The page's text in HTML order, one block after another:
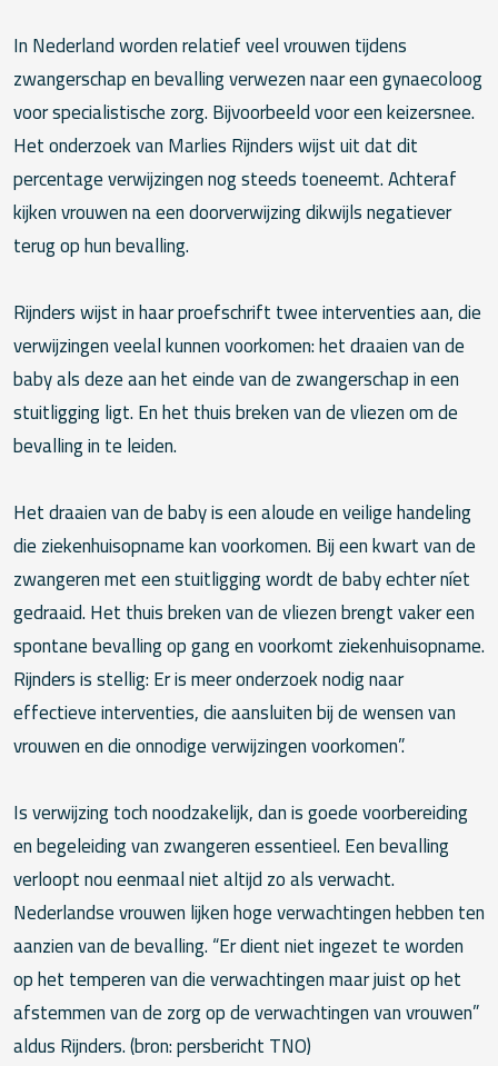
In Nederland worden relatief veel vrouwen tijdens
zwangerschap en bevalling verwezen naar een gynaecoloog
voor specialistische zorg. Bijvoorbeeld voor een keizersnee.
Het onderzoek van Marlies Rijnders wijst uit dat dit
percentage verwijzingen nog steeds toeneemt. Achteraf
kijken vrouwen na een doorverwijzing dikwijls negatiever
terug op hun bevalling.
Rijnders wijst in haar proefschrift twee interventies aan, die
verwijzingen veelal kunnen voorkomen: het draaien van de
baby als deze aan het einde van de zwangerschap in een
stuitligging ligt. En het thuis breken van de vliezen om de
bevalling in te leiden.
Het draaien van de baby is een aloude en veilige handeling
die ziekenhuisopname kan voorkomen. Bij een kwart van de
zwangeren met een stuitligging wordt de baby echter níet
gedraaid. Het thuis breken van de vliezen brengt vaker een
spontane bevalling op gang en voorkomt ziekenhuisopname.
Rijnders is stellig: Er is meer onderzoek nodig naar
effectieve interventies, die aansluiten bij de wensen van
vrouwen en die onnodige verwijzingen voorkomen”.
Is verwijzing toch noodzakelijk, dan is goede voorbereiding
en begeleiding van zwangeren essentieel. Een bevalling
verloopt nou eenmaal niet altijd zo als verwacht.
Nederlandse vrouwen lijken hoge verwachtingen hebben ten
aanzien van de bevalling. “Er dient niet ingezet te worden
op het temperen van die verwachtingen maar juist op het
afstemmen van de zorg op de verwachtingen van vrouwen”
aldus Rijnders. (bron: persbericht TNO)